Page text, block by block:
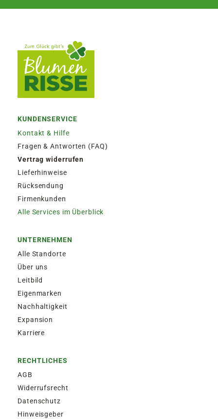
KUNDENSERVICE
Kontakt & Hilfe
Fragen & Antworten (FAQ)
Vertrag widerrufen
Lieferhinweise
Rücksendung
Firmenkunden
Alle Services im Überblick
UNTERNEHMEN
Alle Standorte
Über uns
Leitbild
Eigenmarken
Nachhaltigkeit
Expansion
Karriere
RECHTLICHES
AGB
Widerrufsrecht
Datenschutz
Hinweisgeber